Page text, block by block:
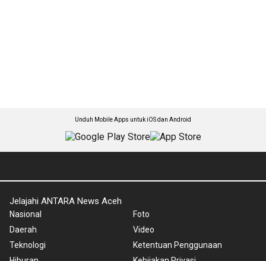
Unduh Mobile Apps untuk iOS dan Android
Jelajahi ANTARA News Aceh
Nasional
Daerah
Teknologi
Foto
Video
Ketentuan Penggunaan